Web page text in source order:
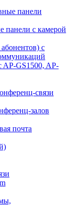
панели
панели с камерой
с
AP-GS1500, AP-
связи
залов
почта